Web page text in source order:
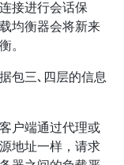
接进行会话保
均衡器会将新来
。
包三､四层的信息
户端通过代理或
地址一样，请求